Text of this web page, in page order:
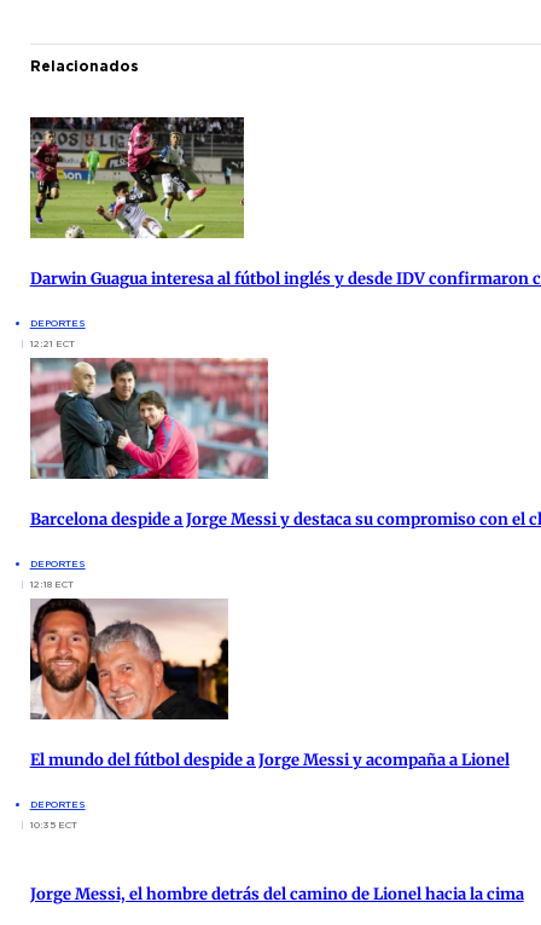
Relacionados
Darwin Guagua interesa al fútbol inglés y desde IDV confirmaron
DEPORTES
12:21 ECT
Barcelona despide a Jorge Messi y destaca su compromiso con el
DEPORTES
12:18 ECT
El mundo del fútbol despide a Jorge Messi y acompaña a Lionel
DEPORTES
10:35 ECT
Jorge Messi, el hombre detrás del camino de Lionel hacia la cima